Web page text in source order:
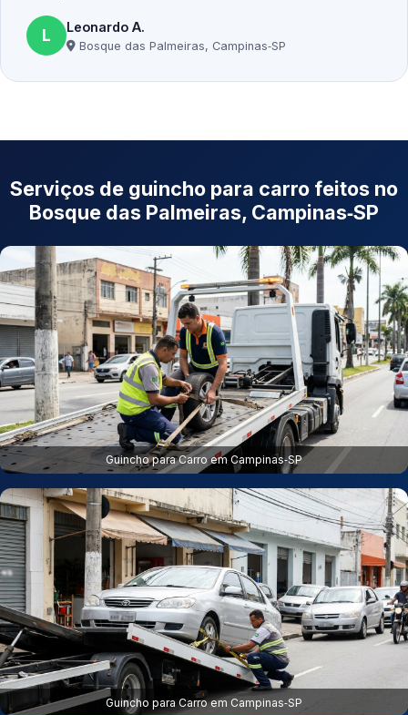
L Leonardo A.
Bosque das Palmeiras, Campinas‑SP
Serviços de guincho para carro feitos no
Bosque das Palmeiras, Campinas‑SP
Guincho para Carro em Campinas‑SP
Guincho para Carro em Campinas‑SP